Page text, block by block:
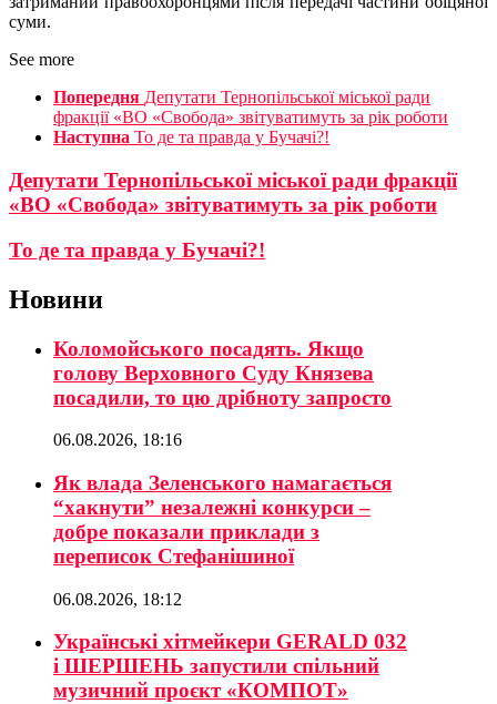
суми.
See more
Попередня Депутати Тернопільської міської ради
фракції «ВО «Свобода» звітуватимуть за рік роботи
Наступна То де та правда у Бучачі?!
Депутати Тернопільської міської ради фракції
«ВО «Свобода» звітуватимуть за рік роботи
То де та правда у Бучачі?!
Новини
Коломойського посадять. Якщо
голову Верховного Суду Князева
посадили, то цю дрібноту запросто
06.08.2026, 18:16
Як влада Зеленського намагається
“хакнути” незалежні конкурси –
добре показали приклади з
переписок Стефанішиної
06.08.2026, 18:12
Українські хітмейкери GERALD 032
і ШЕРШЕНЬ запустили спільний
музичний проєкт «КОМПОТ»